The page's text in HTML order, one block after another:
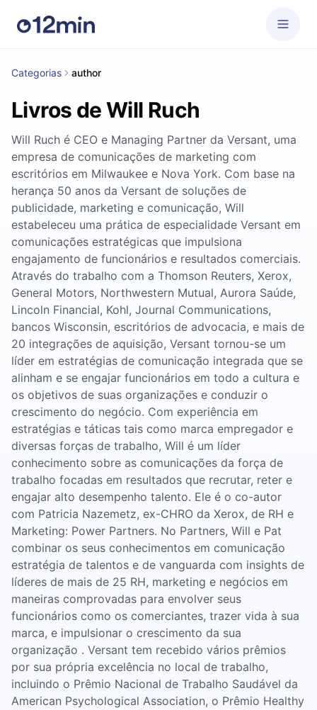
Categorias author
Livros de Will Ruch
Will Ruch é CEO e Managing Partner da Versant, uma
empresa de comunicações de marketing com
escritórios em Milwaukee e Nova York. Com base na
herança 50 anos da Versant de soluções de
publicidade, marketing e comunicação, Will
estabeleceu uma prática de especialidade Versant em
comunicações estratégicas que impulsiona
engajamento de funcionários e resultados comerciais.
Através do trabalho com a Thomson Reuters, Xerox,
General Motors, Northwestern Mutual, Aurora Saúde,
Lincoln Financial, Kohl, Journal Communications,
bancos Wisconsin, escritórios de advocacia, e mais de
20 integrações de aquisição, Versant tornou-se um
líder em estratégias de comunicação integrada que se
alinham e se engajar funcionários em todo a cultura e
os objetivos de suas organizações e conduzir o
crescimento do negócio. Com experiência em
estratégias e táticas tais como marca empregador e
diversas forças de trabalho, Will é um líder
conhecimento sobre as comunicações da força de
trabalho focadas em resultados que recrutar, reter e
engajar alto desempenho talento. Ele é o co-autor
com Patricia Nazemetz, ex-CHRO da Xerox, de RH e
Marketing: Power Partners. No Partners, Will e Pat
combinar os seus conhecimentos em comunicação
estratégia de talentos e de vanguarda com insights de
líderes de mais de 25 RH, marketing e negócios em
maneiras comprovadas para envolver seus
funcionários como os comerciantes, trazer vida à sua
marca, e impulsionar o crescimento da sua
organização . Versant tem recebido vários prêmios
por sua própria excelência no local de trabalho,
incluindo o Prêmio Nacional de Trabalho Saudável da
American Psychological Association, o Prêmio Healthy